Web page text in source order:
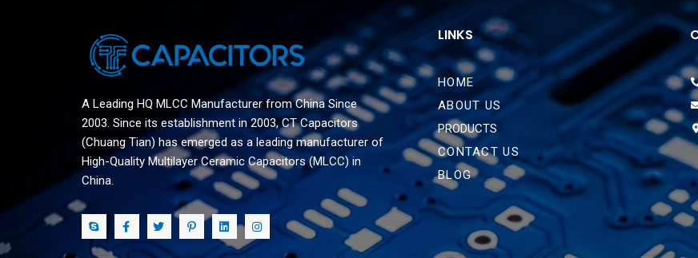
A Leading HQ MLCC Manufacturer from China Since
2003. Since its establishment in 2003, CT Capacitors
(Chuang Tian) has emerged as a leading manufacturer of
High-Quality Multilayer Ceramic Capacitors (MLCC) in
China.
LINKS
HOME
ABOUT US
PRODUCTS
CONTACT US
BLOG